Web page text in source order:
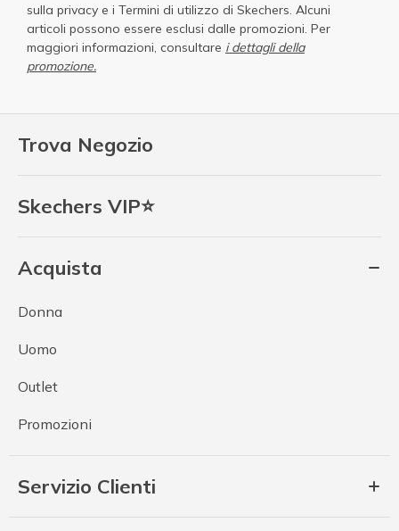
Trova Negozio
Skechers VIP⭐
Acquista
Donna
Uomo
Outlet
Promozioni
Servizio Clienti
sulla privacy e i Termini di utilizzo di Skechers. Alcuni
articoli possono essere esclusi dalle promozioni. Per
maggiori informazioni, consultare i dettagli della
promozione.